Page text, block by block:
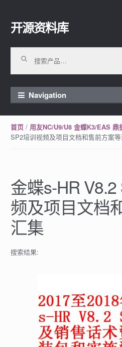
Skip to navigation
Skip to content
开源资料库
Navigation
首页/ 用友NC/U9/U8 金蝶K3/EAS 鼎
SP2培训视频及项目文档和售前方案
金蝶s-HR
频及项目文档
汇集
搜索结果: